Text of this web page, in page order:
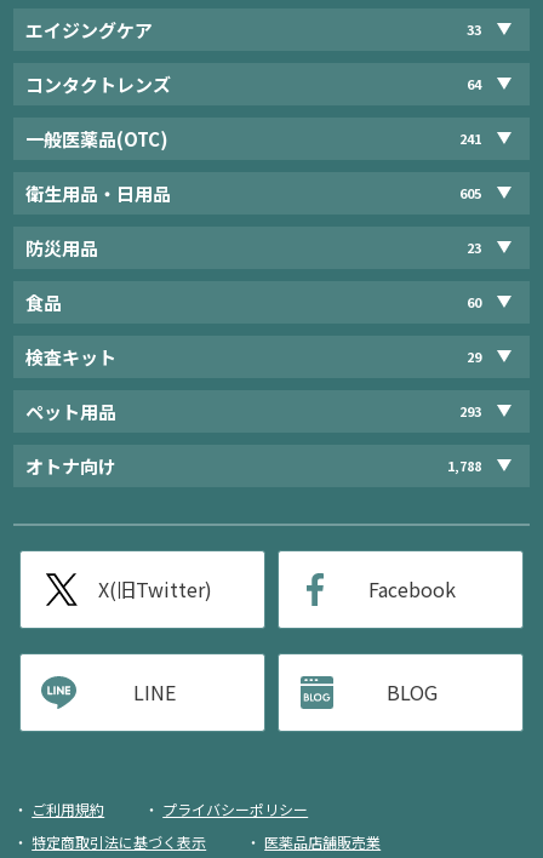
エイジングケア 33
コンタクトレンズ 64
一般医薬品(OTC) 241
衛生用品・日用品 605
防災用品 23
食品 60
検査キット 29
ペット用品 293
オトナ向け 1,788
X(旧Twitter) Facebook
LINE BLOG
ご利用規約
プライバシーポリシー
特定商取引法に基づく表示
医薬品店舗販売業